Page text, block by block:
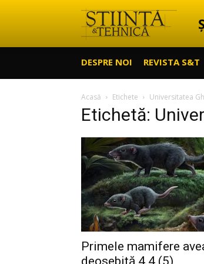
DESPRE NOI REVISTA S&T
Acasă Etichete Universitatea
Etichetă:
Primele mamifere
deosebită 4.4 (5)